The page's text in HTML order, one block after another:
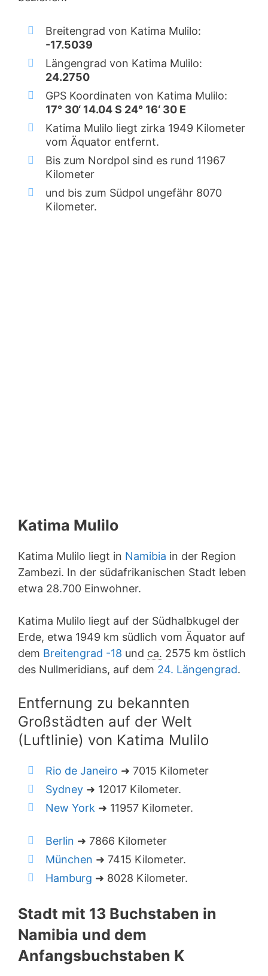
Breitengrad von Katima Mulilo:
-17.5039
Längengrad von Katima Mulilo:
24.2750
GPS Koordinaten von Katima Mulilo:
17° 30‘ 14.04 S 24° 16‘ 30 E
Katima Mulilo liegt zirka 1949 Kilometer
vom Äquator entfernt.
Bis zum Nordpol sind es rund 11967
Kilometer
und bis zum Südpol ungefähr 8070
Kilometer.
Katima Mulilo
Katima Mulilo liegt in Namibia in der Region
Zambezi. In der südafrikanischen Stadt leben
etwa 28.700 Einwohner.
Katima Mulilo liegt auf der Südhalbkugel der
Erde, etwa 1949 km südlich vom Äquator auf
dem Breitengrad -18 und ca. 2575 km östlich
des Nullmeridians, auf dem 24. Längengrad.
Entfernung zu bekannten
Großstädten auf der Welt
(Luftlinie) von Katima Mulilo
Rio de Janeiro ➜ 7015 Kilometer
Sydney ➜ 12017 Kilometer.
New York ➜ 11957 Kilometer.
Berlin ➜ 7866 Kilometer
München ➜ 7415 Kilometer.
Hamburg ➜ 8028 Kilometer.
Stadt mit 13 Buchstaben in
Namibia und dem
Anfangsbuchstaben K